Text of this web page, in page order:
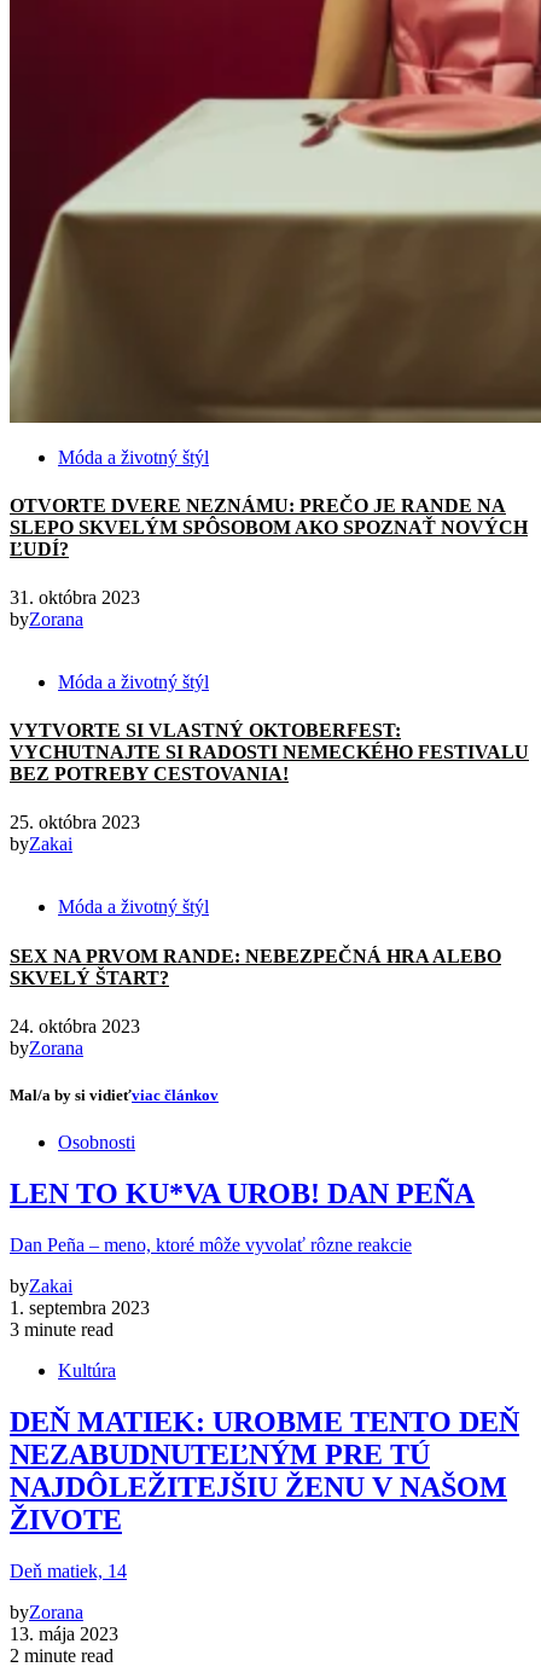
Móda a životný štýl
OTVORTE DVERE NEZNÁMU: PREČO JE RANDE NA
SLEPO SKVELÝM SPÔSOBOM AKO SPOZNAŤ NOVÝCH
ĽUDÍ?
31. októbra 2023
byZorana
Móda a životný štýl
VYTVORTE SI VLASTNÝ OKTOBERFEST:
VYCHUTNAJTE SI RADOSTI NEMECKÉHO FESTIVALU
BEZ POTREBY CESTOVANIA!
25. októbra 2023
byZakai
Móda a životný štýl
SEX NA PRVOM RANDE: NEBEZPEČNÁ HRA ALEBO
SKVELÝ ŠTART?
24. októbra 2023
byZorana
Mal/a by si vidieťviac článkov
Osobnosti
LEN TO KU*VA UROB! DAN PEÑA
Dan Peña – meno, ktoré môže vyvolať rôzne reakcie
byZakai
1. septembra 2023
3 minute read
Kultúra
DEŇ MATIEK: UROBME TENTO DEŇ
NEZABUDNUTEĽNÝM PRE TÚ
NAJDÔLEŽITEJŠIU ŽENU V NAŠOM
ŽIVOTE
Deň matiek, 14
byZorana
13. mája 2023
2 minute read